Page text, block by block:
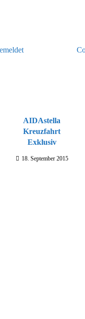
AIDAstella
Kreuzfahrt
Exklusiv
18. September 2015